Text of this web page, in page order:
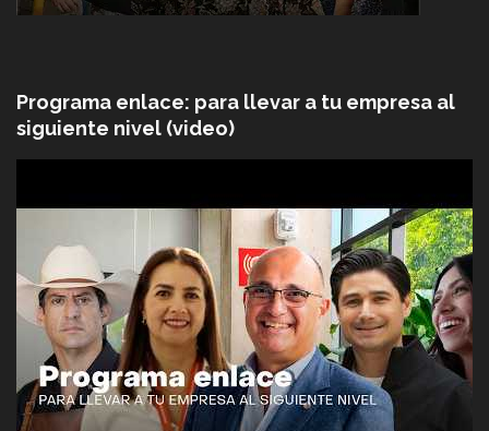
Programa enlace: para llevar a tu empresa al
siguiente nivel (video)